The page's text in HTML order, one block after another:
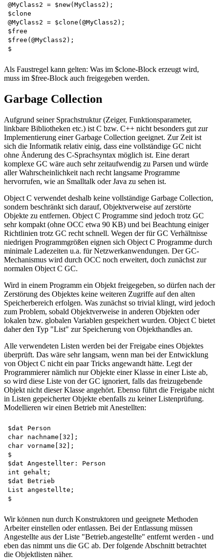
@MyClass2 = $new(MyClass2);
$clone
@MyClass2 = $clone(@MyClass2);
$free
$free(@MyClass2);
Als Faustregel kann gelten: Was im $clone-Block erzeugt wird,
muss im $free-Block auch freigegeben werden.
Garbage Collection
Aufgrund seiner Sprachstruktur (Zeiger, Funktionsparameter,
linkbare Bibliotheken etc.) ist C bzw. C++ nicht besonders gut zur
Implementierung einer Garbage Collection geeignet. Zur Zeit ist
sich die Informatik relativ einig, dass eine vollständige GC nicht
ohne Änderung des C-Sprachsyntax möglich ist. Eine derart
komplexe GC wäre auch sehr zeitaufwendig zu Parsen und würde
aller Wahrscheinlichkeit nach recht langsame Programme
hervorrufen, wie an Smalltalk oder Java zu sehen ist.
Object C verwendet deshalb keine vollständige Garbage Collection,
sondern beschränkt sich darauf, Objektverweise auf zerstörte
Objekte zu entfernen. Object C Programme sind jedoch trotz GC
sehr kompakt (ohne OCC etwa 90 KB) und bei Beachtung einiger
Richtlinien trotz GC recht schnell. Wegen der für GC Verhältnisse
niedrigen Programmgrößen eignen sich Object C Programme durch
minimale Ladezeiten u.a. für Netzwerkanwendungen. Der GC-
Mechanismus wird durch OCC noch erweitert, doch zunächst zur
normalen Object C GC.
Wird in einem Programm ein Objekt freigegeben, so dürfen nach der
Zerstörung des Objektes keine weiteren Zugriffe auf den alten
Speicherbereich erfolgen. Was zunächst so trivial klingt, wird jedoch
zum Problem, sobald Objektverweise in anderen Objekten oder
lokalen bzw. globalen Variablen gespeichert wurden. Object C bietet
daher den Typ "List" zur Speicherung von Objekthandles an.
Alle verwendeten Listen werden bei der Freigabe eines Objektes
überprüft. Das wäre sehr langsam, wenn man bei der Entwicklung
von Object C nicht ein paar Tricks angewandt hätte. Legt der
Programmierer nämlich nur Objekte einer Klasse in einer Liste ab,
so wird diese Liste von der GC ignoriert, falls das freizugebende
Objekt nicht dieser Klasse angehört. Ebenso führt die Freigabe nicht
in Listen gepeicherter Objekte ebenfalls zu keiner Listenprüfung.
Modellieren wir einen Betrieb mit Anestellten:
$dat Person
char nachname[32];
char vorname[32];
$
$dat Angestellter: Person
int gehalt;
$dat Betrieb
List angestellte;
Wir können nun durch Konstruktoren und geeignete Methoden
Arbeiter einstellen oder entlassen. Bei der Entlassung müssen
Angestellte aus der Liste "Betrieb.angestellte" entfernt werden - und
eben das nimmt uns die GC ab. Der folgende Abschnitt betrachtet
die Objektlisten näher.